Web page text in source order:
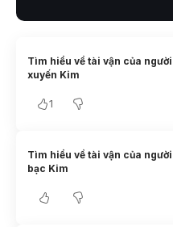
Tìm hiểu về tài vận của
xuyến Kim
1
Tìm hiểu về tài vận của
bạc Kim